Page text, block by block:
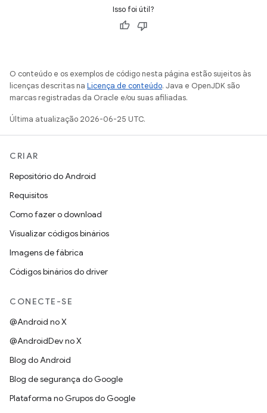
Isso foi útil?
O conteúdo e os exemplos de código nesta página estão sujeitos às
licenças descritas na Licença de conteúdo. Java e OpenJDK são
marcas registradas da Oracle e/ou suas afiliadas.
Última atualização 2026-06-25 UTC.
CRIAR
Repositório do Android
Requisitos
Como fazer o download
Visualizar códigos binários
Imagens de fábrica
Códigos binários do driver
CONECTE-SE
@Android no X
@AndroidDev no X
Blog do Android
Blog de segurança do Google
Plataforma no Grupos do Google